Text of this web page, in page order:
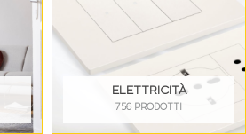
ELETTRICITÀ
756 PRODOTTI